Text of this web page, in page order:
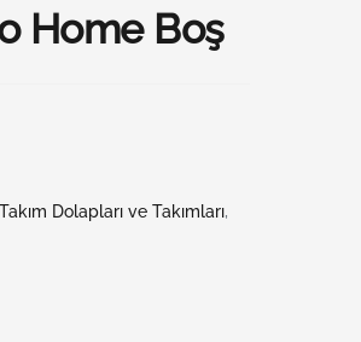
Home Boş
Takım Dolapları ve Takımları,